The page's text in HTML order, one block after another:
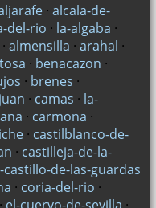
· alcala-de-
del-rio · la-algaba ·
· almensilla · arahal ·
· benacazon ·
· brenes ·
· camas · la-
· carmona ·
· castilblanco-de-
· castilleja-de-la-
castillo-de-las-guardas
· coria-del-rio ·
· el-cuervo-de-sevilla ·